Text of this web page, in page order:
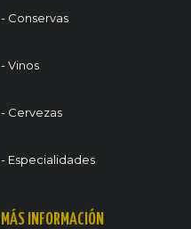
- Conservas
- Vinos
- Cervezas
- Especialidades
MÁS INFORMACIÓN